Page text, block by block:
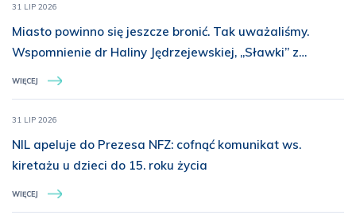
31 LIP 2026
Miasto powinno się jeszcze bronić. Tak uważaliśmy.
Wspomnienie dr Haliny Jędrzejewskiej, „Sławki” z
Batalionu „Miotła”
WIĘCEJ
31 LIP 2026
NIL apeluje do Prezesa NFZ: cofnąć komunikat ws.
kiretażu u dzieci do 15. roku życia
WIĘCEJ